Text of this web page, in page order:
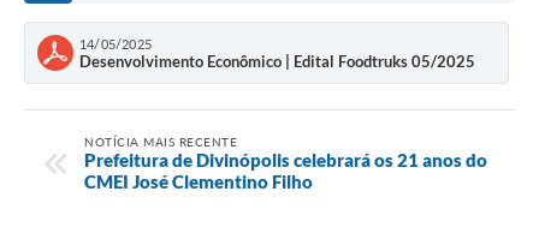
14/05/2025
Desenvolvimento Econômico | Edital Foodtruks 05/2025
NOTÍCIA MAIS RECENTE
Prefeitura de Divinópolis celebrará os 21 anos do
CMEI José Clementino Filho